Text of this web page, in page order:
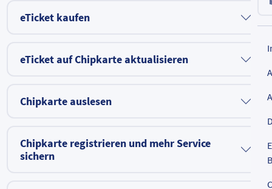
eTicket kaufen
eTicket auf Chipkarte aktualisieren
Chipkarte auslesen
Chipkarte registrieren und mehr Service
sichern